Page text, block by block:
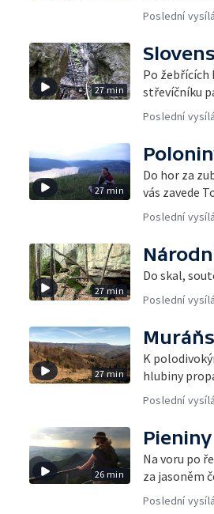
Poslední
27 min
Po žebřících
střevíčníku
Poslední
27 min
Do hor za
vás zavede
Poslední
27 min
Do skal,
Poslední
27 min
K
hlubiny
Poslední
26 min
Pieniny
Na voru po
za jasoněm
Poslední